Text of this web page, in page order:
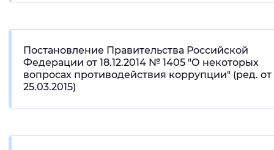
Постановление Правительства Российской
Федерации от 18.12.2014 № 1405 "О некоторых
вопросах противодействия коррупции" (ред. от
25.03.2015)